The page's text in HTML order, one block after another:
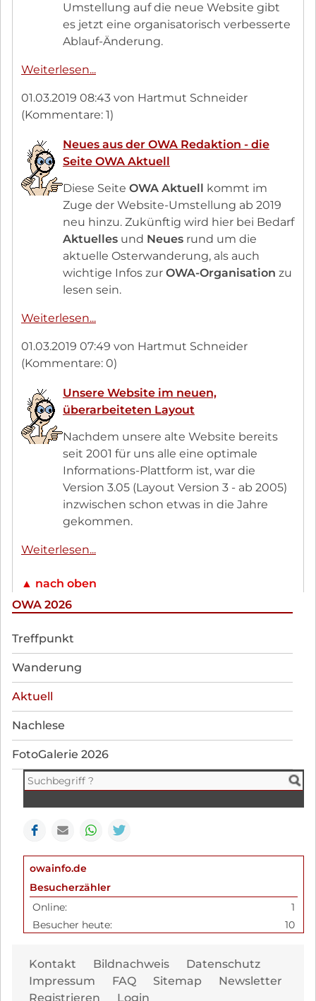
Umstellung auf die neue Website gibt
es jetzt eine organisatorisch verbesserte
Ablauf-Änderung.
Weiterlesen...Abmeldung
Teilnahme
direkt
die
Website
möglich
01.03.2019 08:43 von Hartmut Schneider
(Kommentare: 1)
Neues aus der OWA Redaktion - die
Seite OWA Aktuell
Diese Seite OWA Aktuell
kommt im
Zuge der Website-Umstellung ab 2019
neu hinzu. Zukünftig wird hier bei Bedarf
Aktuelles und Neues rund um die
aktuelle Osterwanderung, als auch
wichtige Infos zur OWA-Organisation zu
lesen sein.
Weiterlesen...Neues
der
OWA
Redaktion
-
die
Seite
OWA
Aktuell
01.03.2019 07:49 von Hartmut Schneider
(Kommentare: 0)
Unsere Website im neuen,
überarbeiteten Layout
Nachdem unsere alte Website bereits
seit 2001 für uns alle eine optimale
Informations-Plattform ist, war die
Version 3.05 (Layout Version 3 - ab 2005)
inzwischen schon etwas in die Jahre
gekommen.
Weiterlesen...Unsere
im
überarbeiteten
▲ nach oben
OWA 2026
Navigation
Treffpunkt
Wanderung
Aktuell
Nachlese
FotoGalerie 2026
Facebook
E-mail WhatsApp
owainfo.de
Besucherzähler
Online:
1
Besucher heute:
10
Kontakt Bildnachweis
Datenschutz
Impressum
FAQ Sitemap
Newsletter
Registrieren
Login